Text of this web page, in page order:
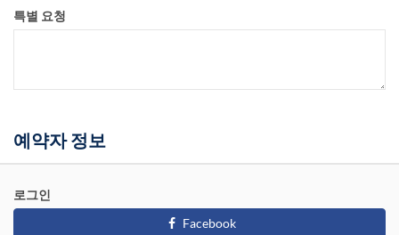
특별 요청
예약자 정보
로그인
Facebook